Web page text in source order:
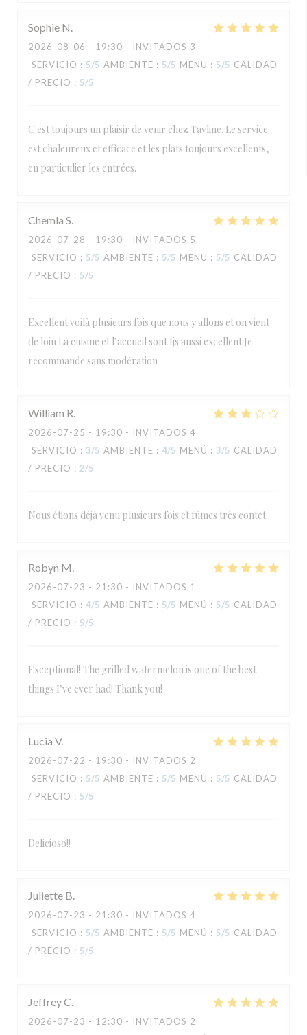
Sophie N
2026-08-06 - 19:30 - INVITADOS 3
SERVICIO : 5/5 AMBIENTE : 5/5 MENÚ : 5/5 CALIDAD
/ PRECIO : 5/5
C'est toujours un plaisir de venir chez Tavline. Le service
est chaleureux et efficace et les plats toujours excellents,
en particulier les entrées.
Chemla S
2026-07-28 - 19:30 - INVITADOS 5
SERVICIO : 5/5 AMBIENTE : 5/5 MENÚ : 5/5 CALIDAD
/ PRECIO : 5/5
Excellent voilà plusieurs fois que nous y allons et on vient
de loin La cuisine et l’accueil sont tjs aussi excellent Je
recommande sans modération
William R
2026-07-25 - 19:30 - INVITADOS 4
SERVICIO : 3/5 AMBIENTE : 4/5 MENÚ : 3/5 CALIDAD
/ PRECIO : 2/5
Nous étions déjà venu plusieurs fois et fûmes très contet
Robyn M
2026-07-23 - 21:30 - INVITADOS 1
SERVICIO : 4/5 AMBIENTE : 5/5 MENÚ : 5/5 CALIDAD
/ PRECIO : 5/5
Exceptional! The grilled watermelon is one of the best
things I’ve ever had! Thank you!
Lucia V
2026-07-22 - 19:30 - INVITADOS 2
SERVICIO : 5/5 AMBIENTE : 5/5 MENÚ : 5/5 CALIDAD
/ PRECIO : 5/5
Delicioso!!
Juliette B
2026-07-23 - 21:30 - INVITADOS 4
SERVICIO : 5/5 AMBIENTE : 5/5 MENÚ : 5/5 CALIDAD
/ PRECIO : 5/5
JeffreyC
2026-07-23 - 12:30 - INVITADOS 2